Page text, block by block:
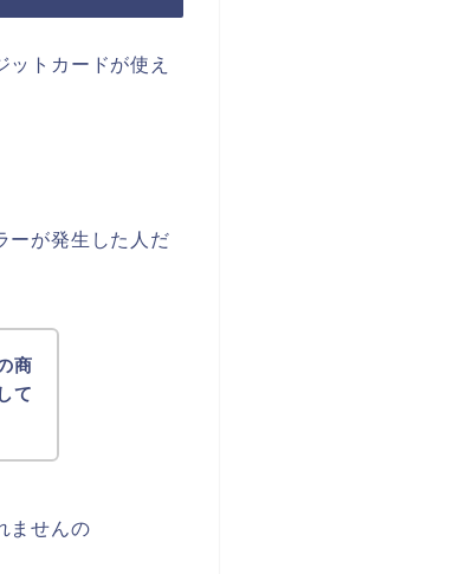
トカードが使え
ーが発生した人だ
商
て
ませんの